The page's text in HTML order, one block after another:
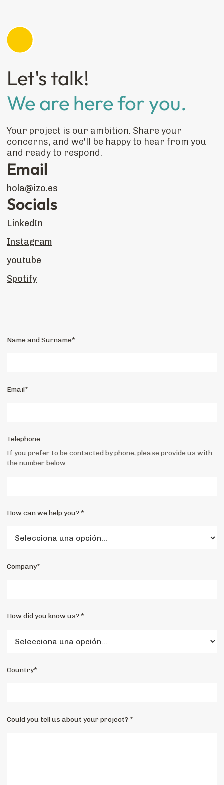
Let's talk!
We are here for you.
Your project is our ambition. Share your
concerns, and we'll be happy to hear from you
and ready to respond.
Email
hola@izo.es
Socials
LinkedIn
Instagram
youtube
Spotify
Name and Surname*
Email*
Telephone
If you prefer to be contacted by phone, please provide us with
the number below
How can we help you? *
Company*
How did you know us? *
Country*
Could you tell us about your project? *